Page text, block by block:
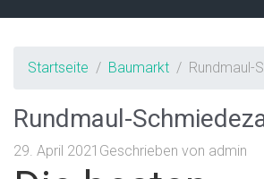
Startseite Baumarkt Rundmaul-
Rundmaul-
29. April 2021 Geschrieben von admin